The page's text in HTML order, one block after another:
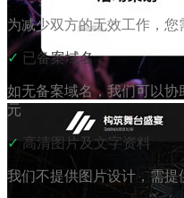
为减少双方的无效工作，
✓ 已备案域名
如无备案域名，我们可以
元
✓ 高清图片及文字资料
我们不提供图片设计，需提